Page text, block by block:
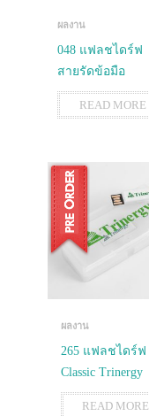
ผลงาน
048 แฟลชไดร์ฟ
สายรัดข้อมือ
READ MORE
ผลงาน
265 แฟลชไดร์ฟ
Classic Trinergy
READ MORE